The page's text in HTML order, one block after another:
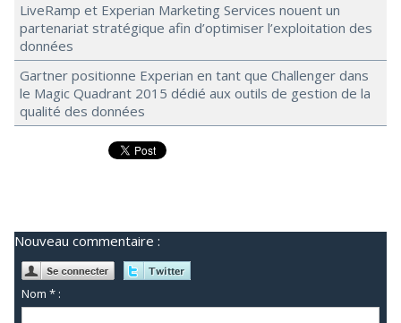
LiveRamp et Experian Marketing Services nouent un
partenariat stratégique afin d’optimiser l’exploitation des
données
Gartner positionne Experian en tant que Challenger dans
le Magic Quadrant 2015 dédié aux outils de gestion de la
qualité des données
Nouveau commentaire :
Nom * :